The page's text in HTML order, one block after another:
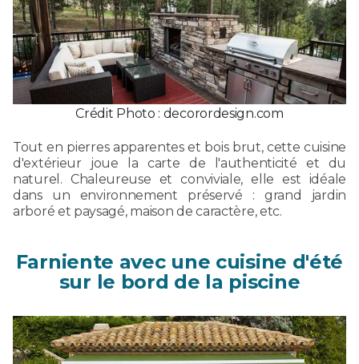
Crédit Photo : decorordesign.com
Tout en pierres apparentes et bois brut, cette cuisine
d'extérieur joue la carte de l'authenticité et du
naturel. Chaleureuse et conviviale, elle est idéale
dans un environnement préservé : grand jardin
arboré et paysagé, maison de caractère, etc.
Farniente avec une cuisine d'été
sur le bord de la piscine